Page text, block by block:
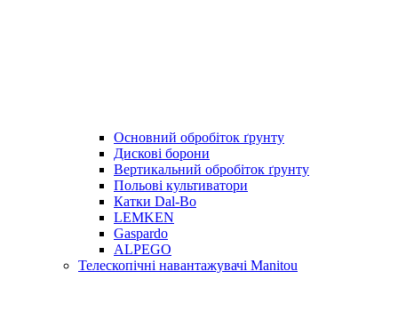
Основний обробіток ґрунту
Дискові борони
Вертикальний обробіток ґрунту
Польові культиватори
Катки Dal-Bo
LEMKEN
Gaspardo
ALPEGO
Телескопічні навантажувачі Manitou